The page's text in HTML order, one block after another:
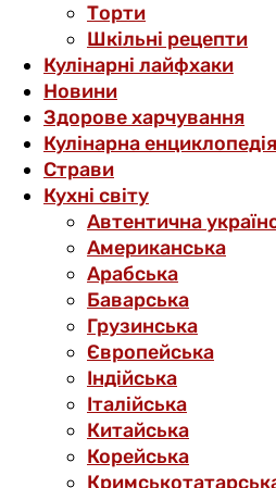
Торти
Шкільні рецепти
Кулінарні лайфхаки
Новини
Здорове харчування
Кулінарна енциклопедія
Страви
Кухні світу
Автентична
Американська
Арабська
Баварська
Грузинська
Європейська
Індійська
Італійська
Китайська
Корейська